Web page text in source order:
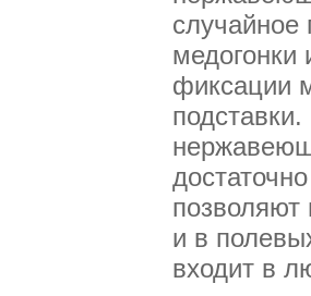
фиксации
позволяют
и в
входит в